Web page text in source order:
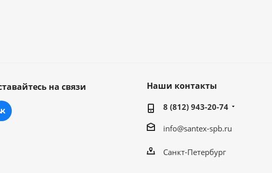
на связи Наши контакты
8 (812) 943-20-74
info@santex-spb.ru
Санкт-Петербург